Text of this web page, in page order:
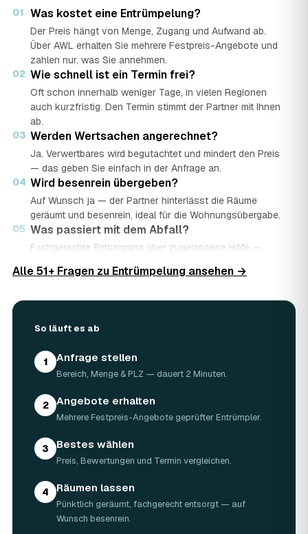
01 Was kostet eine Entrümpelung?
Der Preis hängt von Menge, Zugang und Aufwand ab.
Über AWL erhalten Sie mehrere Festpreis-Angebote und
zahlen nur, was Sie annehmen.
02 Wie schnell ist ein Termin frei?
Oft schon innerhalb weniger Tage, in vielen Regionen
auch kurzfristig. Den Termin stimmt der Partner mit Ihnen
ab.
03 Werden Wertsachen angerechnet?
Ja. Verwertbares wird begutachtet und mindert den Preis
— das geben Sie einfach in der Anfrage an.
04 Wird besenrein übergeben?
Auf Wunsch ja — der Partner hinterlässt die Räume
geräumt und besenrein, ideal für die Wohnungsübergabe.
05 Was passiert mit dem Abfall?
Fachgerechte Entsorgung über zugelassene Höfe —
Nachweis.
Angebote und entscheiden in Ruhe.
Alle 51+ Fragen zu Entrümpelung ansehen →
So läuft es ab
1 Anfrage stellen
Bereich, Menge & PLZ — dauert 2 Minuten.
2 Angebote erhalten
Mehrere Festpreis-Angebote geprüfter Entrümpler.
3 Bestes wählen
Preis, Bewertungen und Termin vergleichen.
4 Räumen lassen
Pünktlich geräumt, fachgerecht entsorgt — auf
Wunsch besenrein.